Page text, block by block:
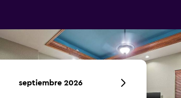
septiembre 2026